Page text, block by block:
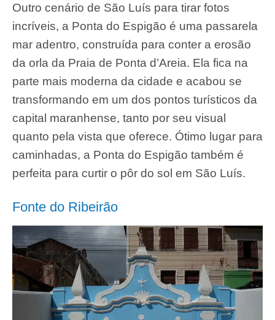
Outro cenário de São Luís para tirar fotos
incríveis, a Ponta do Espigão é uma passarela
mar adentro, construída para conter a erosão
da orla da Praia de Ponta d’Areia. Ela fica na
parte mais moderna da cidade e acabou se
transformando em um dos pontos turísticos da
capital maranhense, tanto por seu visual
quanto pela vista que oferece. Ótimo lugar para
caminhadas, a Ponta do Espigão também é
perfeita para curtir o pôr do sol em São Luís.
Fonte do Ribeirão